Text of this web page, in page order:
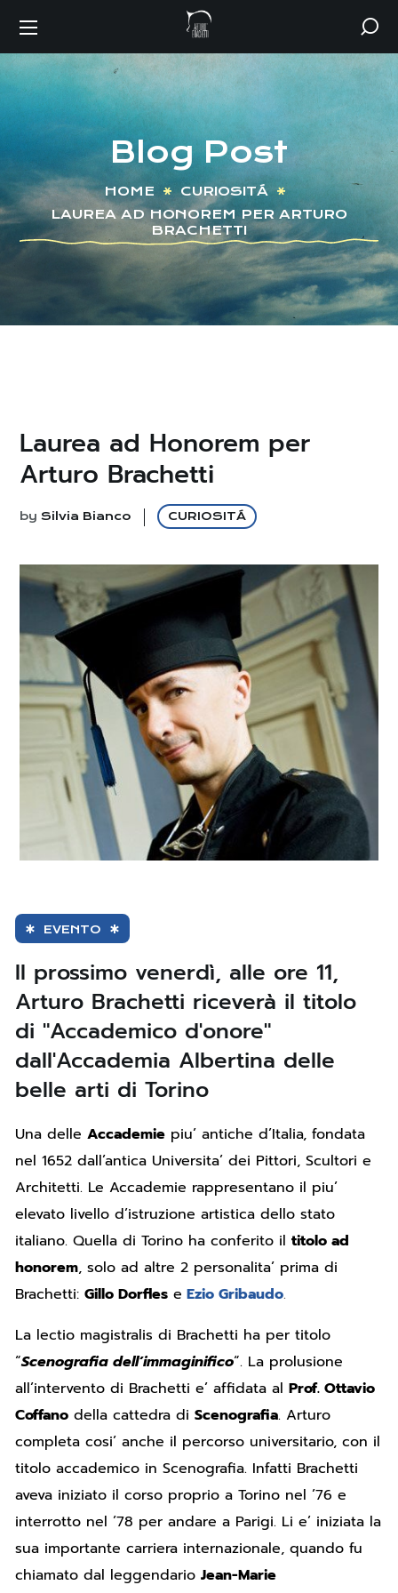
Blog Post
HOME
CURIOSITÁ
LAUREA AD HONOREM PER ARTURO
BRACHETTI
Laurea ad Honorem per
Arturo Brachetti
bySilvia Bianco CURIOSITÁ
EVENTO
Il prossimo venerdì, alle ore 11,
Arturo Brachetti riceverà il titolo
di "Accademico d'onore"
dall'Accademia Albertina delle
belle arti di Torino
Una delleAccademie piu’ antiche d’Italia, fondata
nel 1652 dall’antica Universita’ dei Pittori, Scultori e
Architetti. Le Accademie rappresentano il piu’
elevato livello d’istruzione artistica dello stato
italiano. Quella di Torino ha conferito iltitolo ad
honorem, solo ad altre 2 personalita’ prima di
Brachetti:Gillo Dorfles e Ezio Gribaudo.
La lectio magistralis di Brachetti ha per titolo
“Scenografia dell’immaginifico“. La prolusione
all’intervento di Brachetti e’ affidata alProf. Ottavio
Coffano della cattedra diScenografia. Arturo
completa cosi’ anche il percorso universitario, con il
titolo accademico in Scenografia. Infatti Brachetti
aveva iniziato il corso proprio a Torino nel ’76 e
interrotto nel ’78 per andare a Parigi. Li e’ iniziata la
sua importante carriera internazionale, quando fu
chiamato dal leggendarioJean-Marie